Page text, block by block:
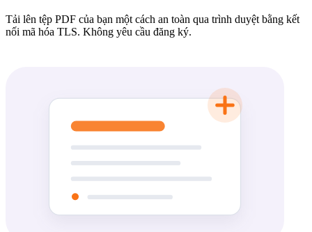
Tải lên tệp PDF của bạn một cách an toàn qua trình duyệt bằng kết
nối mã hóa TLS. Không yêu cầu đăng ký.